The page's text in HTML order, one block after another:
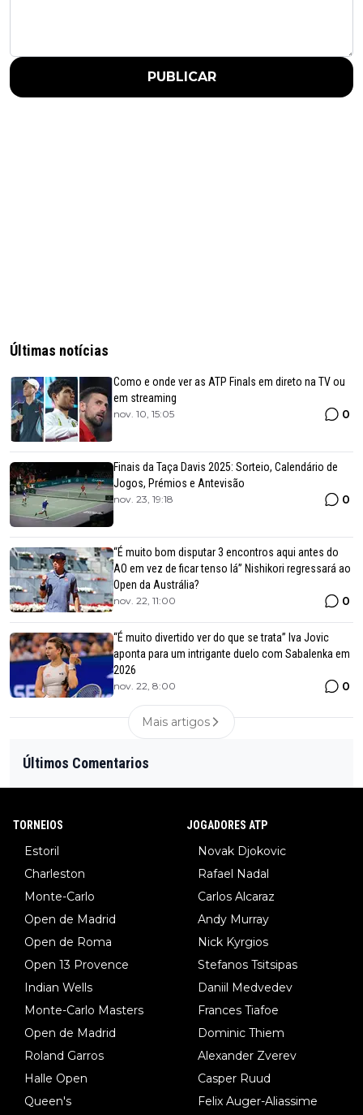
PUBLICAR
Últimas notícias
Como e onde ver as ATP Finals em direto na TV ou
em streaming
nov. 10, 15:05 0
Finais da Taça Davis 2025: Sorteio, Calendário de
Jogos, Prémios e Antevisão
nov. 23, 19:18 0
“É muito bom disputar 3 encontros aqui antes do
AO em vez de ficar tenso lá” Nishikori regressará ao
Open da Austrália?
nov. 22, 11:00 0
“É muito divertido ver do que se trata” Iva Jovic
aponta para um intrigante duelo com Sabalenka em
2026
nov. 22, 8:00 0
Mais artigos
Últimos Comentarios
TORNEIOS
Estoril
Charleston
Monte-Carlo
Open de Madrid
Open de Roma
Open 13 Provence
Indian Wells
Monte-Carlo Masters
Open de Madrid
Roland Garros
Halle Open
Queen's
JOGADORES ATP
Novak Djokovic
Rafael Nadal
Carlos Alcaraz
Andy Murray
Nick Kyrgios
Stefanos Tsitsipas
Daniil Medvedev
Frances Tiafoe
Dominic Thiem
Alexander Zverev
Casper Ruud
Felix Auger-Aliassime